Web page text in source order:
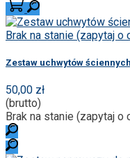
Brak na stanie (zapytaj o
Zestaw uchwytów
50,00 zł
(brutto)
Brak na stanie (zapytaj o